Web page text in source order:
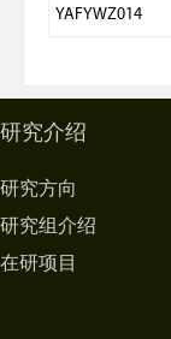
YAFYWZ014
研究介绍
研究方向
研究组介绍
在研项目